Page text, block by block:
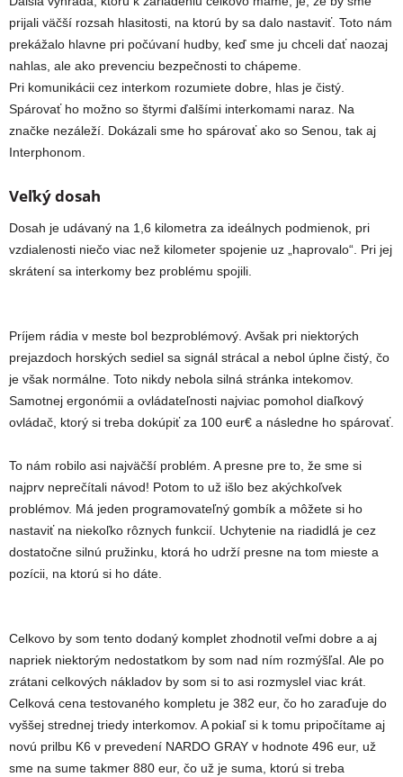
prijali väčší rozsah hlasitosti, na ktorú by sa dalo nastaviť. Toto nám
prekážalo hlavne pri počúvaní hudby, keď sme ju chceli dať naozaj
nahlas, ale ako prevenciu bezpečnosti to chápeme.
Pri komunikácii cez interkom rozumiete dobre, hlas je čistý.
Spárovať ho možno so štyrmi ďalšími interkomami naraz. Na
značke nezáleží. Dokázali sme ho spárovať ako so Senou, tak aj
Interphonom.
Veľký dosah
Dosah je udávaný na 1,6 kilometra za ideálnych podmienok, pri
vzdialenosti niečo viac než kilometer spojenie uz „haprovalo“. Pri jej
skrátení sa interkomy bez problému spojili.
Príjem rádia v meste bol bezproblémový. Avšak pri niektorých
prejazdoch horských sediel sa signál strácal a nebol úplne čistý, čo
je však normálne. Toto nikdy nebola silná stránka intekomov.
Samotnej ergonómii a ovládateľnosti najviac pomohol diaľkový
ovládač, ktorý si treba dokúpiť za 100 eur€ a následne ho spárovať.
To nám robilo asi najväčší problém. A presne pre to, že sme si
najprv neprečítali návod! Potom to už išlo bez akýchkoľvek
problémov. Má jeden programovateľný gombík a môžete si ho
nastaviť na niekoľko rôznych funkcií. Uchytenie na riadidlá je cez
dostatočne silnú pružinku, ktorá ho udrží presne na tom mieste a
pozícii, na ktorú si ho dáte.
Celkovo by som tento dodaný komplet zhodnotil veľmi dobre a aj
napriek niektorým nedostatkom by som nad ním rozmýšľal. Ale po
zrátani celkových nákladov by som si to asi rozmyslel viac krát.
Celková cena testovaného kompletu je 382 eur, čo ho zaraďuje do
vyššej strednej triedy interkomov. A pokiaľ si k tomu pripočítame aj
novú prilbu K6 v prevedení NARDO GRAY v hodnote 496 eur, už
sme na sume takmer 880 eur, čo už je suma, ktorú si treba